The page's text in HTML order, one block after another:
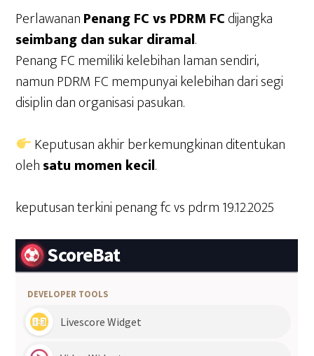
PerlawananPenang FC vs PDRM FCdijangka
seimbang dan sukar diramal.
Penang FC memiliki kelebihan laman sendiri,
namun PDRM FC mempunyai kelebihan dari segi
disiplin dan organisasi pasukan.
Keputusan akhir berkemungkinan ditentukan
olehsatu momen kecil.
keputusan terkini penang fc vs pdrm 19.12.2025